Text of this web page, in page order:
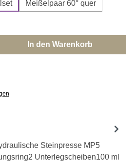
Meißelpaar 60° quer
Gib den gewünschten
In den Warenkorb
Steinpresse MP5
Unterlegscheiben100 ml